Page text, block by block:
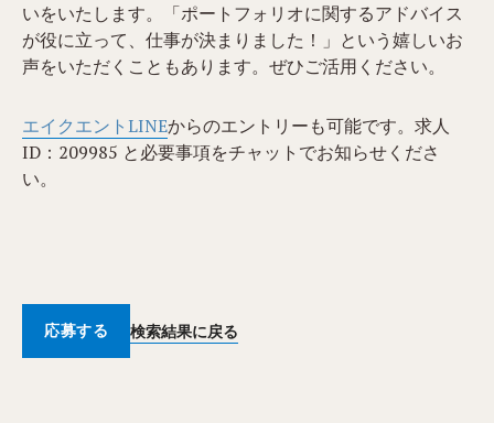
いをいたします。「ポートフォリオに関するアドバイス
が役に立って、仕事が決まりました！」という嬉しいお
声をいただくこともあります。ぜひご活用ください。
エイクエントLINEからのエントリーも可能です。求人
ID：209985 と必要事項をチャットでお知らせくださ
い。
応募する 検索結果に戻る